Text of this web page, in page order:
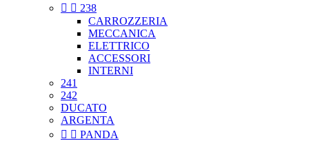
  238
CARROZZERIA
MECCANICA
ELETTRICO
ACCESSORI
INTERNI
241
242
DUCATO
ARGENTA
  PANDA